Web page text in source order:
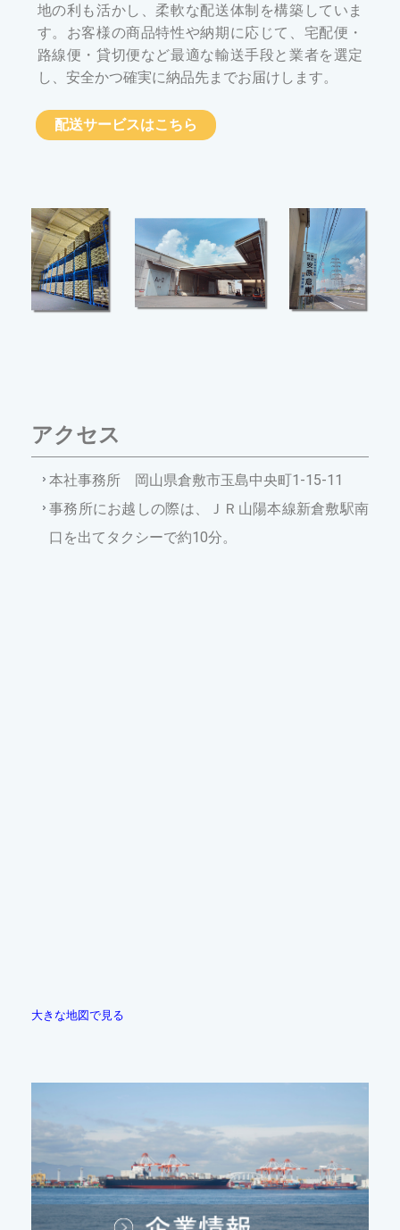
地の利も活かし、柔軟な配送体制を構築していま
す。お客様の商品特性や納期に応じて、宅配便・
路線便・貸切便など最適な輸送手段と業者を選定
し、安全かつ確実に納品先までお届けします。
配送サービスはこちら
アクセス
本社事務所 岡山県倉敷市玉島中央町1-15-11
事務所にお越しの際は、ＪＲ山陽本線新倉敷駅南
口を出てタクシーで約10分。
大きな地図で見る